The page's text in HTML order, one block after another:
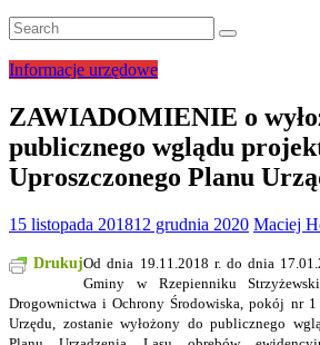
Informacje urzędowe
ZAWIADOMIENIE o
publicznego wglądu
Uproszczonego Planu
15 listopada 201812 grudnia 2020 Maciej
DrukujOd dnia 19.11.2018 r. do dnia
Gminy w Rzepienniku
Drogownictwa i Ochrony Środowiska, pokój nr
Urzędu, zostanie wyłożony do publicznego